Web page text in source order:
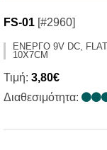
FS-01 [#2960]
ΕΝΕΡΓΟ 9V DC,
10X7CM
Τιμή: 3,80€
Διαθεσιμότητα: